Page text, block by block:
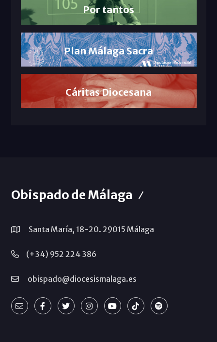
Por tantos
Plan Málaga Sacra
Cáritas Diocesana
Obispado de Málaga
Santa María, 18-20. 29015 Málaga
(+34) 952 224 386
obispado@diocesismalaga.es